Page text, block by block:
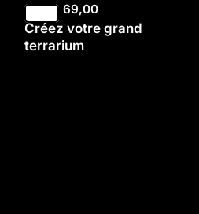
69,00
Créez votre grand
terrarium